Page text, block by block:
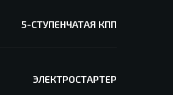
5-СТУПЕНЧАТАЯ КПП
ЭЛЕКТРОСТАРТЕР